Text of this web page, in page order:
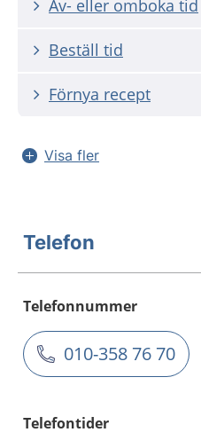
Av- eller omboka tid
Beställ tid
Förnya recept
Visa fler
Telefon
Telefonnummer
010-358 76 70
Telefontider